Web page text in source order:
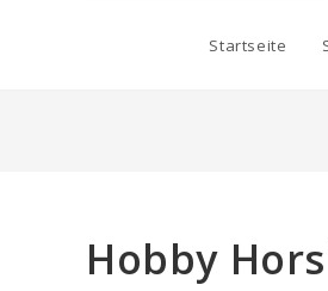
Startseite
Hobby